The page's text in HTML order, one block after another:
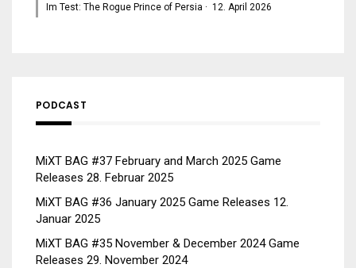
Im Test: The Rogue Prince of Persia · 12. April 2026
PODCAST
MiXT BAG #37 February and March 2025 Game
Releases 28. Februar 2025
MiXT BAG #36 January 2025 Game Releases 12.
Januar 2025
MiXT BAG #35 November & December 2024 Game
Releases 29. November 2024